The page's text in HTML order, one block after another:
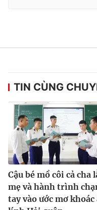
TIN CÙNG
Cậu bé mồ côi cả cha
mẹ và hành trình
tay vào ước mơ khoác